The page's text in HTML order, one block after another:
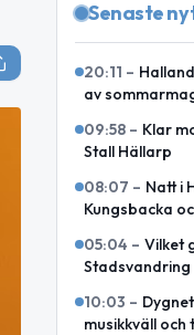
Senaste
20:11 –
av
09:58 – Klar
Stall Hällarp
08:07 – Natt i
Kungsbacka
05:04 – Vilket
Stadsvandring
10:03 –
musikkväll